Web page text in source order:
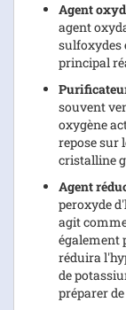
Agent
agent
sulfoxydes
principal
souvent
oxygène
repose sur
cristalline
Agent
peroxyde
agit
également
réduira
de
préparer